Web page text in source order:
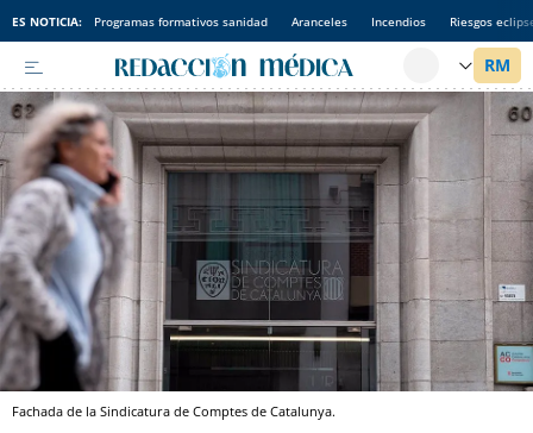
ES NOTICIA: Programas formativos sanidad Aranceles Incendios Riesgos
Fachada de la Sindicatura de Comptes de Catalunya.